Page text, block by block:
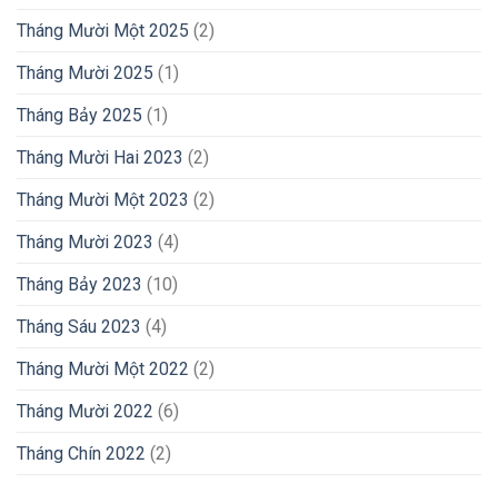
Tháng Mười Một 2025 (2)
Tháng Mười 2025 (1)
Tháng Bảy 2025 (1)
Tháng Mười Hai 2023 (2)
Tháng Mười Một 2023 (2)
Tháng Mười 2023 (4)
Tháng Bảy 2023 (10)
Tháng Sáu 2023 (4)
Tháng Mười Một 2022 (2)
Tháng Mười 2022 (6)
Tháng Chín 2022 (2)